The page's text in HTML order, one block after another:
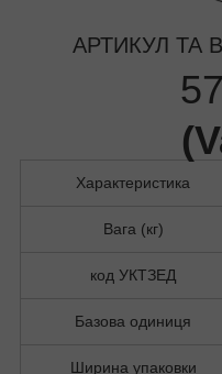
АРТИКУЛ ТА
(
Характеристика
Вага (кг)
код УКТЗЕД
Базова одиниця
Ширина упаковки